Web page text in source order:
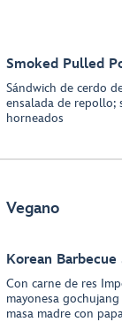
Smoked Pulled
Sándwich de cerdo
ensalada de repollo;
horneados
Vegano
Korean Barbecue
Con carne de res
mayonesa
masa madre con